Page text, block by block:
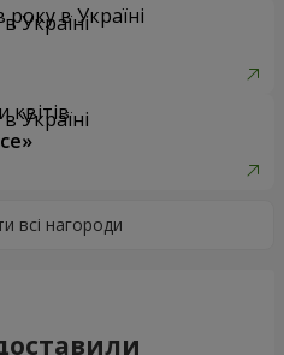
року в Україні
квітів